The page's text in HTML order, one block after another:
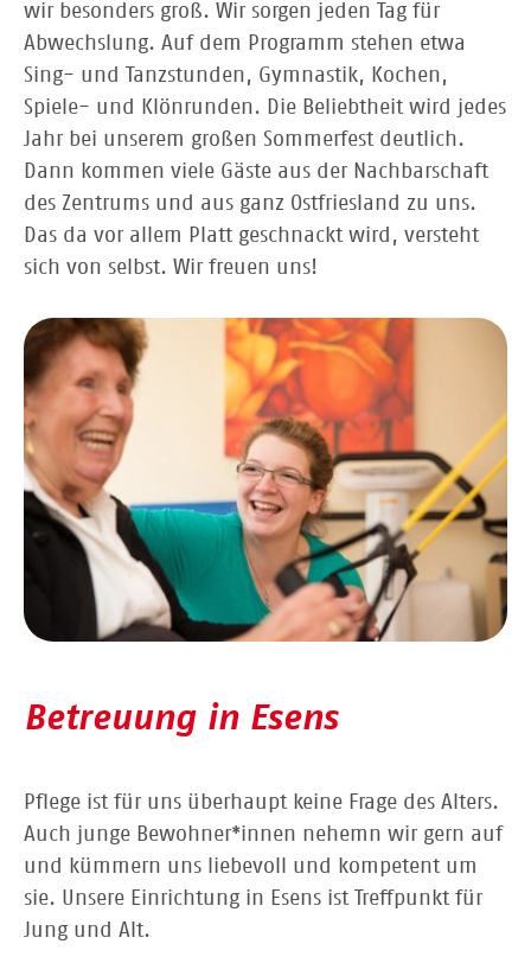
wir besonders groß. Wir sorgen jeden Tag für
Abwechslung. Auf dem Programm stehen etwa
Sing- und Tanzstunden, Gymnastik, Kochen,
Spiele- und Klönrunden. Die Beliebtheit wird jedes
Jahr bei unserem großen Sommerfest deutlich.
Dann kommen viele Gäste aus der Nachbarschaft
des Zentrums und aus ganz Ostfriesland zu uns.
Das da vor allem Platt geschnackt wird, versteht
sich von selbst. Wir freuen uns!
Betreuung in Esens
Pflege ist für uns überhaupt keine Frage des Alters.
Auch junge Bewohner*innen nehemn wir gern auf
und kümmern uns liebevoll und kompetent um
sie. Unsere Einrichtung in Esens ist Treffpunkt für
Jung und Alt.